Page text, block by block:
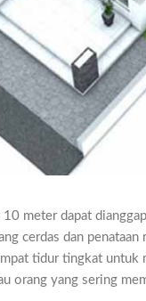
meter dapat
cerdas dan
tidur tingkat
orang yang sering